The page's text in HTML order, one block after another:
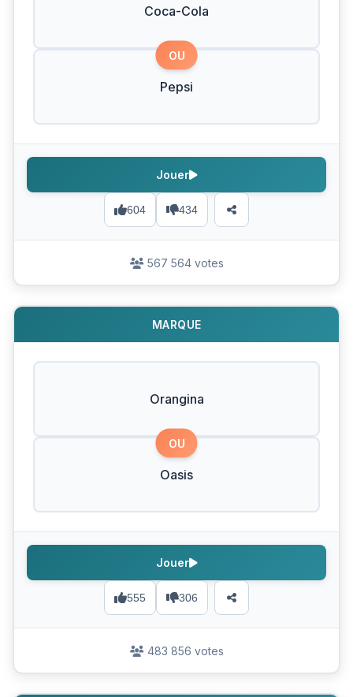
Coca-Cola
OU
Pepsi
604 434
Jouer
567 564 votes
MARQUE
Orangina
OU
Oasis
555 306
Jouer
483 856 votes